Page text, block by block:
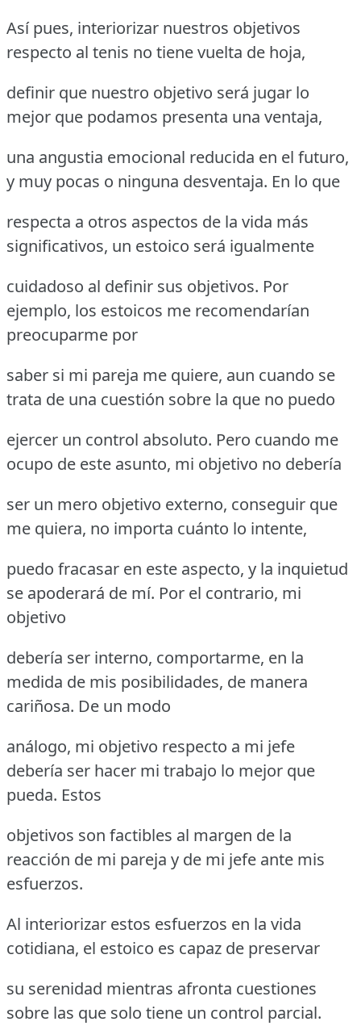
Así pues, interiorizar nuestros objetivos
respecto al tenis no tiene vuelta de hoja,
definir que nuestro objetivo será jugar lo
mejor que podamos presenta una ventaja,
una angustia emocional reducida en el futuro,
y muy pocas o ninguna desventaja. En lo que
respecta a otros aspectos de la vida más
significativos, un estoico será igualmente
cuidadoso al definir sus objetivos. Por
ejemplo, los estoicos me recomendarían
preocuparme por
saber si mi pareja me quiere, aun cuando se
trata de una cuestión sobre la que no puedo
ejercer un control absoluto. Pero cuando me
ocupo de este asunto, mi objetivo no debería
ser un mero objetivo externo, conseguir que
me quiera, no importa cuánto lo intente,
puedo fracasar en este aspecto, y la inquietud
se apoderará de mí. Por el contrario, mi
objetivo
debería ser interno, comportarme, en la
medida de mis posibilidades, de manera
cariñosa. De un modo
análogo, mi objetivo respecto a mi jefe
debería ser hacer mi trabajo lo mejor que
pueda. Estos
objetivos son factibles al margen de la
reacción de mi pareja y de mi jefe ante mis
esfuerzos.
Al interiorizar estos esfuerzos en la vida
cotidiana, el estoico es capaz de preservar
su serenidad mientras afronta cuestiones
sobre las que solo tiene un control parcial.